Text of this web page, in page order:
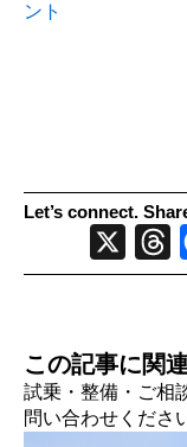
ント
Let’s connect.
この記事に関
試乗・整備・ご相
問い合わせくださ